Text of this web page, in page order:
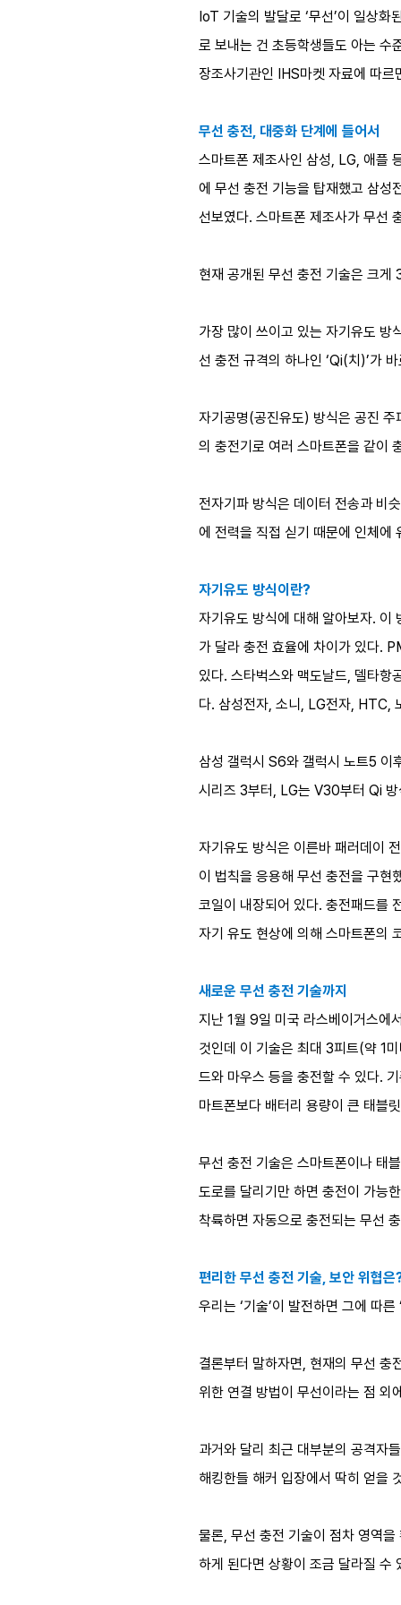
IoT 기술의 발달로 ‘무선’이 일상
로 보내는 건 초등학생들도 아는 수
장조사기관인 IHS마켓 자료에 따
무선 충전, 대중화 단계에 들어서
스마트폰 제조사인 삼성, LG, 애플
에 무선 충전 기능을 탑재했고 삼
선보였다. 스마트폰 제조사가 무선
현재 공개된 무선 충전 기술은 크
가장 많이 쓰이고 있는 자기유도 방
선 충전 규격의 하나인 ‘Qi(치)’가
자기공명(공진유도) 방식은 공진
의 충전기로 여러 스마트폰을 같이
전자기파 방식은 데이터 전송과 비
에 전력을 직접 싣기 때문에 인체에
자기유도 방식이란?
자기유도 방식에 대해 알아보자.
가 달라 충전 효율에 차이가 있다.
있다. 스타벅스와 맥도날드, 델타항
다. 삼성전자, 소니, LG전자, HTC,
삼성 갤럭시 S6와 갤럭시 노트5 이
시리즈 3부터, LG는 V30부터 Qi
자기유도 방식은 이른바 패러데이
이 법칙을 응용해 무선 충전을 구현
코일이 내장되어 있다. 충전패드를
자기 유도 현상에 의해 스마트폰의
새로운 무선 충전 기술까지
지난 1월 9일 미국 라스베이거스에
것인데 이 기술은 최대 3피트(약 1
드와 마우스 등을 충전할 수 있다.
마트폰보다 배터리 용량이 큰 태블
무선 충전 기술은 스마트폰이나 태
도로를 달리기만 하면 충전이 가능
착륙하면 자동으로 충전되는 무선
편리한 무선 충전 기술, 보안 위협
우리는 ‘기술’이 발전하면 그에 따
결론부터 말하자면, 현재의 무선 충
위한 연결 방법이 무선이라는 점 외
과거와 달리 최근 대부분의 공격자
해킹한들 해커 입장에서 딱히 얻을
물론, 무선 충전 기술이 점차 영역
하게 된다면 상황이 조금 달라질 수